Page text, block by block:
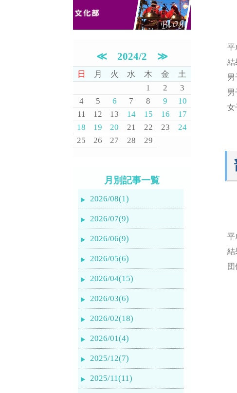
平
結
平
結
≪2024/2 ≫
日 月 火 水 木 金
土
1
2
3
4
5 6 7 8 9
10
11
12 13 14 15 16
17
18
19 20 21 22 23
24
25
26 27 28 29
月別記事一覧
2026/08(1)
2026/07(9)
2026/06(9)
2026/05(6)
2026/04(15)
2026/03(6)
2026/02(18)
2026/01(4)
2025/12(7)
2025/11(11)